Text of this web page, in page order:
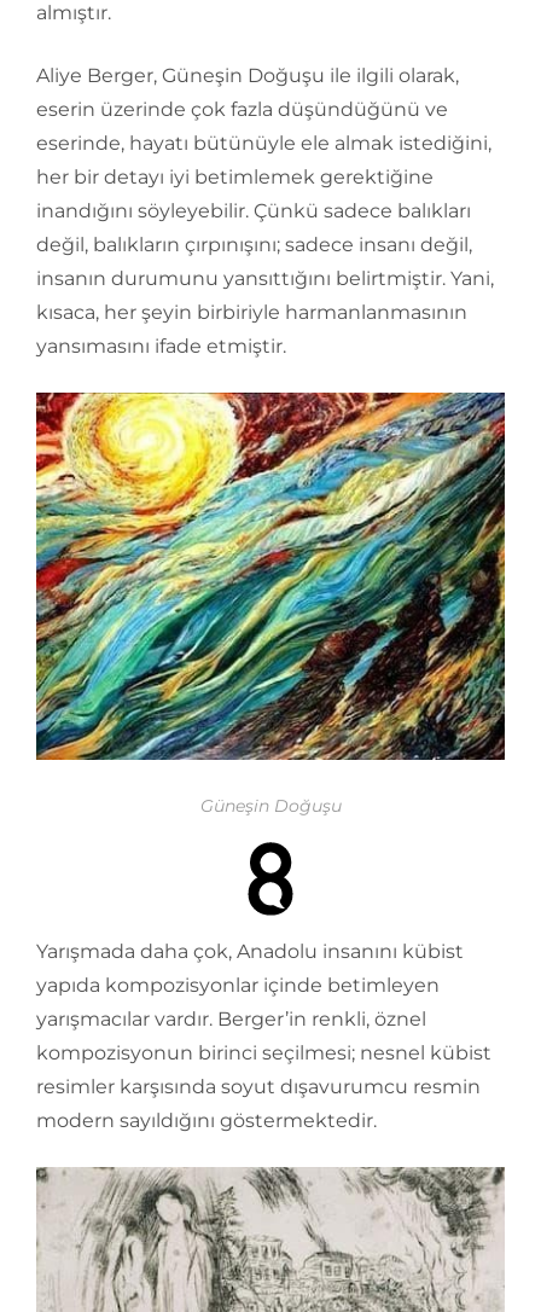
almıştır.
Aliye Berger, Güneşin Doğuşu ile ilgili olarak,
eserin üzerinde çok fazla düşündüğünü ve
eserinde, hayatı bütünüyle ele almak istediğini,
her bir detayı iyi betimlemek gerektiğine
inandığını söyleyebilir. Çünkü sadece balıkları
değil, balıkların çırpınışını; sadece insanı değil,
insanın durumunu yansıttığını belirtmiştir. Yani,
kısaca, her şeyin birbiriyle harmanlanmasının
yansımasını ifade etmiştir.
Güneşin Doğuşu
Yarışmada daha çok, Anadolu insanını kübist
yapıda kompozisyonlar içinde betimleyen
yarışmacılar vardır. Berger’in renkli, öznel
kompozisyonun birinci seçilmesi; nesnel kübist
resimler karşısında soyut dışavurumcu resmin
modern sayıldığını göstermektedir.